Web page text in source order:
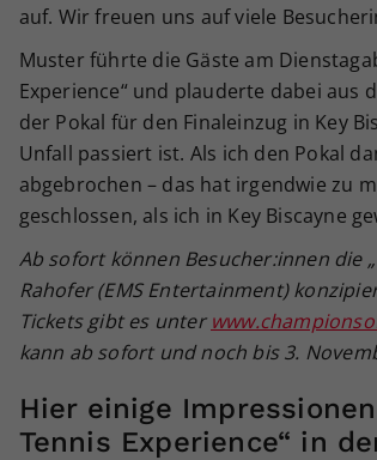
auf. Wir freuen uns auf viele
Muster führte die Gäste am
Experience“ und plauderte dabei aus
der Pokal für den Finaleinzug in Key
Unfall passiert ist. Als ich den Pokal
abgebrochen – das hat irgendwie zu
geschlossen, als ich in Key Biscayne
Ab sofort können Besucher:innen die
Rahofer (EMS Entertainment)
Tickets gibt es unter
kann ab sofort und noch bis 3.
Hier einige
Tennis Experience“ in